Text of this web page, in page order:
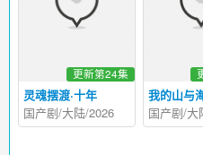
灵魂摆渡·十年
更新第24集
国产剧/大陆/2026
我的山与
国产剧/大